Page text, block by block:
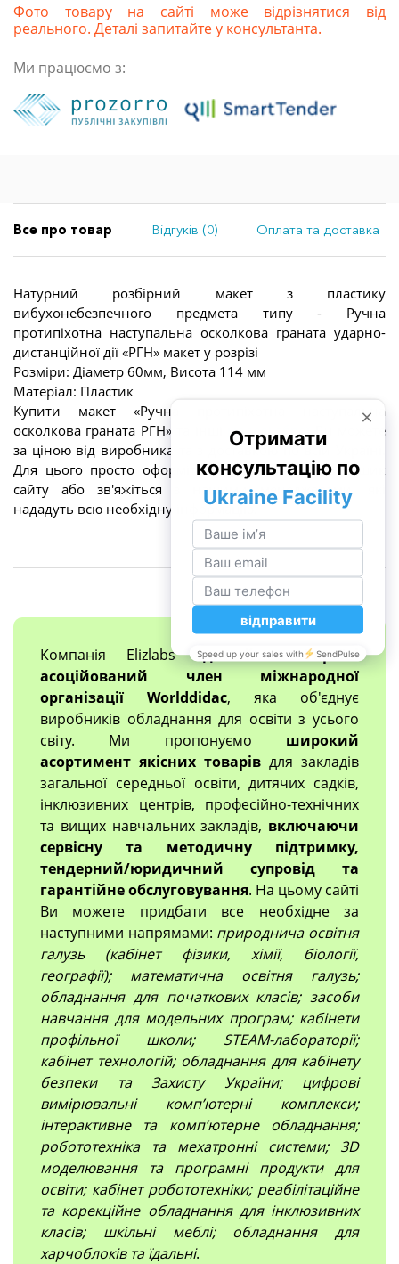
Фото товару на сайті може відрізнятися від
реального. Деталі запитайте у консультанта.
Ми працюємо з:
Все про товар Відгуків (0) Оплата та доставка
Натурний розбірний макет з пластику
вибухонебезпечного предмета типу - Ручна
протипіхотна наступальна осколкова граната ударно-
дистанційної дії «РГН» макет у розрізі
Розміри: Діаметр 60мм, Висота 114 мм
Матеріал: Пластик
Купити макет «Ручна протипіхотна наступальна
осколкова граната РГН» та інші
моделі зброї
Ви можете
за ціною від виробника та з доставкою по всій Україні.
Для цього просто оформіть замовлення через кошик
сайту або зв'яжіться з нашими менеджерами, які
нададуть всю необхідну інформацію.
Компанія Elizlabsєдиний в Україні
асоційований член міжнародної
організації Worlddidac, яка об'єднує
виробників обладнання для освіти з усього
світу. Ми пропонуємо широкий
асортимент якісних товарів для закладів
загальної середньої освіти, дитячих садків,
інклюзивних центрів, професійно-технічних
та вищих навчальних закладів, включаючи
сервісну та методичну підтримку,
тендерний/юридичний супровід та
гарантійне обслуговування. На цьому сайті
Ви можете придбати все необхідне за
наступними напрямами: природнича освітня
галузь (кабінет фізики, хімії, біології,
географії); математична освітня галузь;
обладнання для початкових класів; засоби
навчання для модельних програм; кабінети
профільної школи; STEAM-лабораторії;
кабінет технологій; обладнання для кабінету
безпеки та Захисту України; цифрові
вимірювальні компʼютерні комплекси;
інтерактивне та комп’ютерне обладнання;
робототехніка та мехатронні системи; 3D
моделювання та програмні продукти для
освіти; кабінет робототехніки; реабілітаційне
та корекційне обладнання для інклюзивних
класів; шкільні меблі; обладнання для
харчоблоків та їдальні.